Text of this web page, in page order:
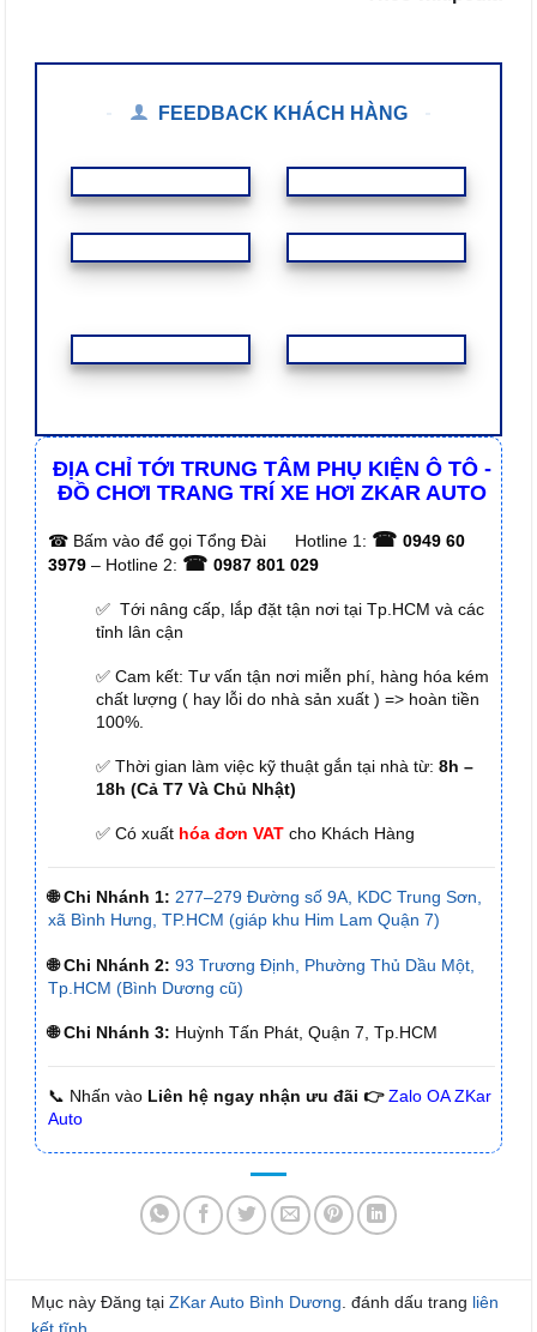
FEEDBACK KHÁCH HÀNG
ĐỊA CHỈ TỚI TRUNG TÂM PHỤ KIỆN Ô TÔ -
ĐỒ CHƠI TRANG TRÍ XE HƠI ZKAR AUTO
☎ Bấm vào để gọi Tổng Đài Hotline 1: ☎ 0949 60
3979 – Hotline 2: ☎ 0987 801 029
✅ Tới nâng cấp, lắp đặt tận nơi tại Tp.HCM và các
tỉnh lân cận
✅ Cam kết: Tư vấn tận nơi miễn phí, hàng hóa kém
chất lượng ( hay lỗi do nhà sản xuất ) => hoàn tiền
100%.
✅ Thời gian làm việc kỹ thuật gắn tại nhà từ: 8h –
18h (Cả T7 Và Chủ Nhật)
✅ Có xuất hóa đơn VAT cho Khách Hàng
🌐 Chi Nhánh 1: 277–279 Đường số 9A, KDC Trung Sơn,
xã Bình Hưng, TP.HCM (giáp khu Him Lam Quận 7)
🌐 Chi Nhánh 2: 93 Trương Định, Phường Thủ Dầu Một,
Tp.HCM (Bình Dương cũ)
🌐 Chi Nhánh 3: Huỳnh Tấn Phát, Quận 7, Tp.HCM
📞 Nhấn vào Liên hệ ngay nhận ưu đãi 👉 Zalo OA ZKar
Auto
Mục này Đăng tại ZKar Auto Bình Dương. đánh dấu trang liên